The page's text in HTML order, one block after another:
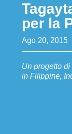
per la
Ago 20, 2015
Un progetto
in Filippine,